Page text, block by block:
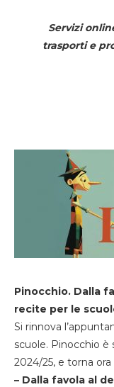
Servizi
trasporti e
Pinocchio. Dalla
recite per le
Si rinnova
scuole. Pinocchio
2024/25, e torna
– Dalla favola al